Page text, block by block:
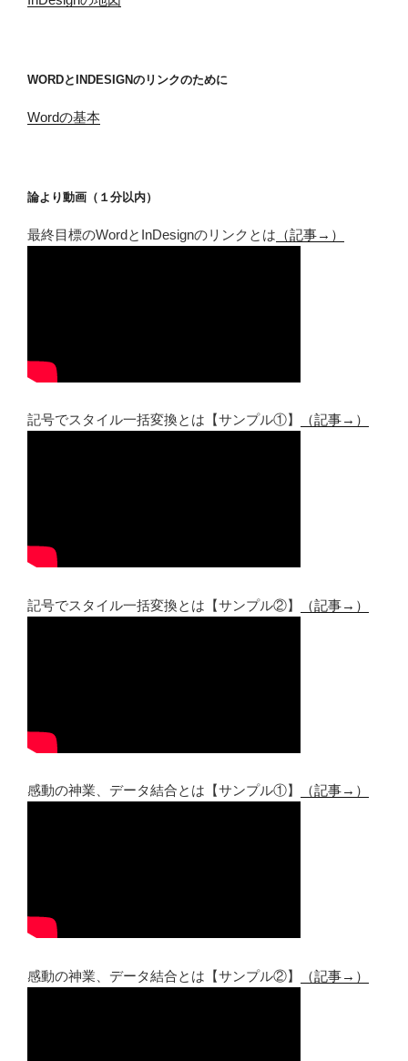
WORDとINDESIGNのリンクのために
Wordの基本
論より動画（１分以内）
最終目標のWordとInDesignのリンクとは （記事→）
記号でスタイル一括変換とは【サンプル①】 （記事→）
記号でスタイル一括変換とは【サンプル②】 （記事→）
感動の神業、データ結合とは【サンプル①】 （記事→）
感動の神業、データ結合とは【サンプル②】 （記事→）